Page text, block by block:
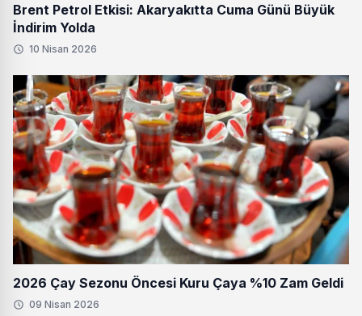
Brent Petrol Etkisi: Akaryakıtta Cuma Günü Büyük
İndirim Yolda
10 Nisan 2026
2026 Çay Sezonu Öncesi Kuru Çaya %10 Zam Geldi
09 Nisan 2026